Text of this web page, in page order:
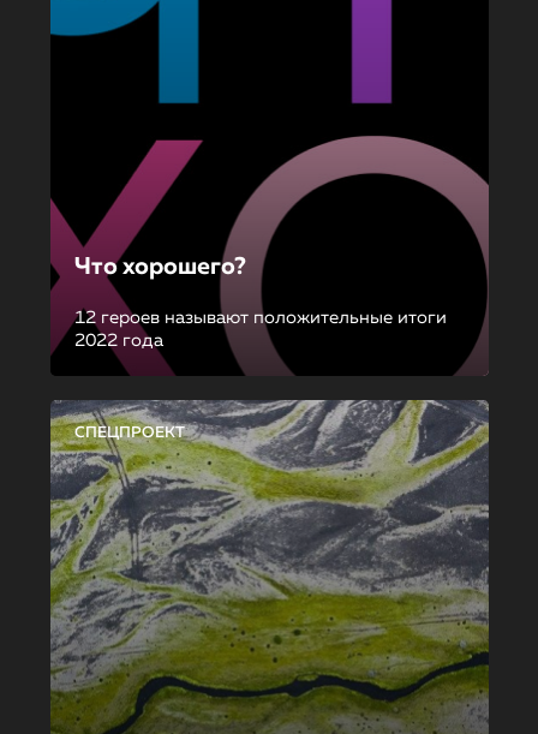
Что хорошего?
12 героев называют положительные итоги
2022 года
СПЕЦПРОЕКТ